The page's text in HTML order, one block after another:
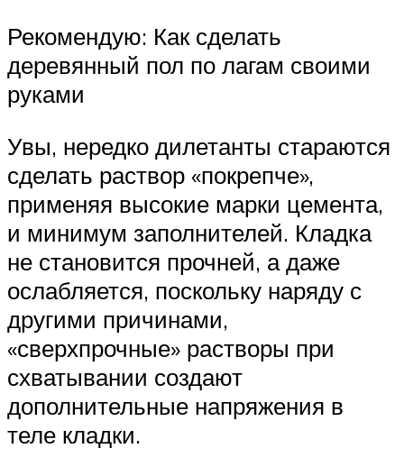
Рекомендую: Как сделать
деревянный пол по лагам своими
руками
Увы, нередко дилетанты стараются
сделать раствор «покрепче»,
применяя высокие марки цемента,
и минимум заполнителей. Кладка
не становится прочней, а даже
ослабляется, поскольку наряду с
другими причинами,
«сверхпрочные» растворы при
схватывании создают
дополнительные напряжения в
теле кладки.